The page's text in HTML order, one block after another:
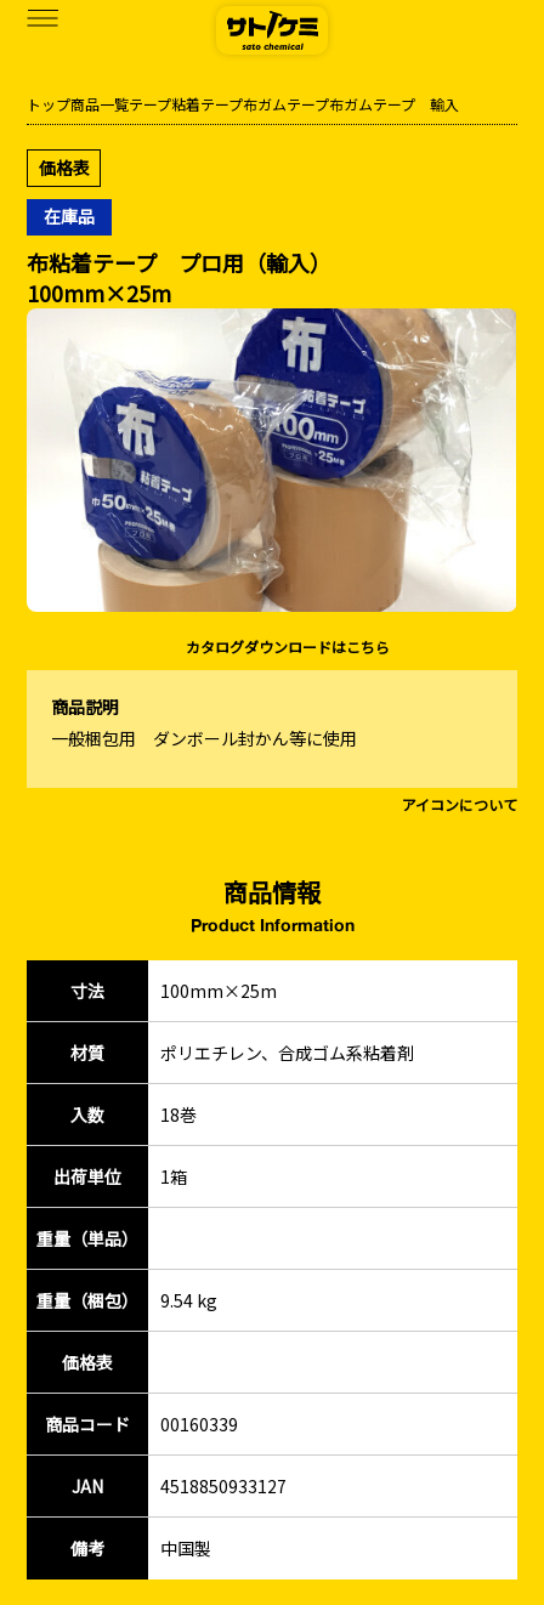
サトケミって？
お知らせ
お問い合わせ
アクセス
トップ商品一覧テープ粘着テープ布ガムテープ布ガムテープ 輸入
価格表
在庫品
布粘着テープ プロ用（輸入）
100mm×25m
カタログダウンロードはこちら
商品説明
一般梱包用 ダンボール封かん等に使用
アイコンについて
商品情報
Product Information
寸法 100mm×25m
材質 ポリエチレン、合成ゴム系粘着剤
入数 18巻
出荷単位 1箱
重量（単品）
重量（梱包） 9.54 kg
価格表
商品コード 00160339
JAN 4518850933127
備考 中国製